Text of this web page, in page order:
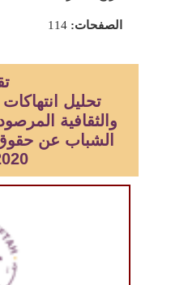
الصفحات:
تحليل
والثقافية
الشباب عن
2021